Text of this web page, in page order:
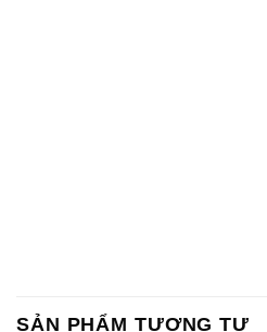
SẢN PHẨM TƯƠNG TỰ